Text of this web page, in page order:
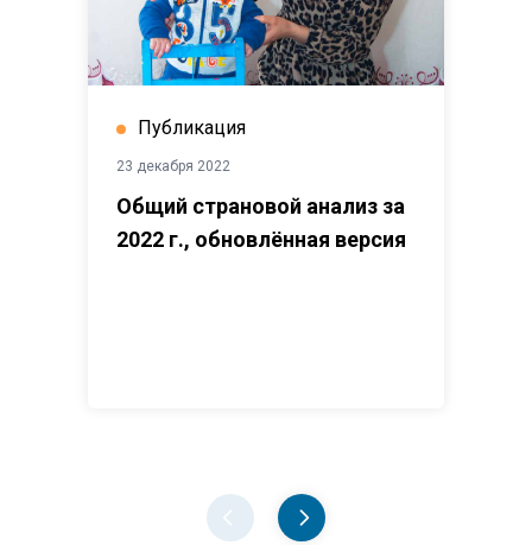
Публикация
23 декабря 2022
Общий страновой анализ за
2022 г., обновлённая версия